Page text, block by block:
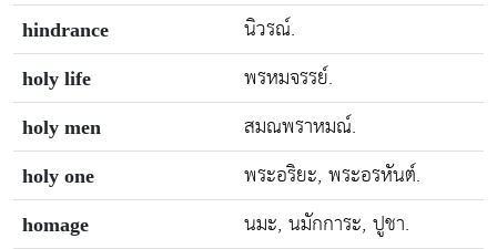
hindrance นิวรณ์.
holy life พรหมจรรย์.
holy men สมณพราหมณ์.
holy one พระอริยะ, พระอรหันต์.
homage นมะ, นมักการะ, ปูชา.